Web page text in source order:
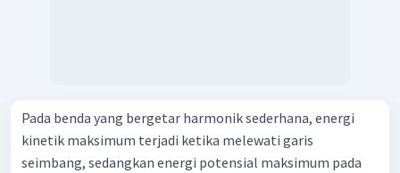
Pada benda yang bergetar harmonik sederhana, energi
kinetik maksimum terjadi ketika melewati garis
seimbang, sedangkan energi potensial maksimum pada